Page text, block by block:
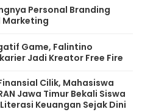
Personal Branding
Marketing
Game, Falintino
Jadi Kreator Free Fire
Cilik, Mahasiswa
Jawa Timur Bekali Siswa
Keuangan Sejak Dini